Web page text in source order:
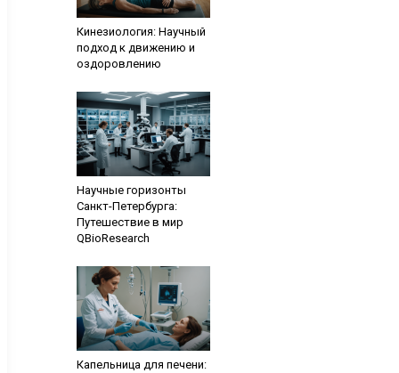
Кинезиология: Научный
подход к движению и
оздоровлению
Научные горизонты
Санкт-Петербурга:
Путешествие в мир
QBioResearch
Капельница для печени: